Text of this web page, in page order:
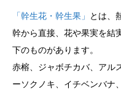
「幹生花・幹生果」
とは、
幹から直接、花や果実を結
下のものがあります。
赤榕、ジャボチカバ、アル
ーソクノキ、イチベンバナ